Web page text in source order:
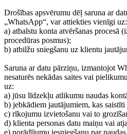
Drošības apsvērumu dēļ saruna ar
„WhatsApp“, var attiekties vienīgi uz:
a) atbalstu konta atvēršanas procesā
procedūras posmus);
b) atbilžu sniegšanu uz klientu
Saruna ar datu pārziņu, izmantojot
nesaturēs nekādas saites vai
uz:
a) jūsu līdzekļu atlikumu naudas
b) jebkādiem jautājumiem, kas
c) rīkojumu izvietošanu vai to
d) klienta personas datu maiņu vai
e) norādījumu iesniegšanu par